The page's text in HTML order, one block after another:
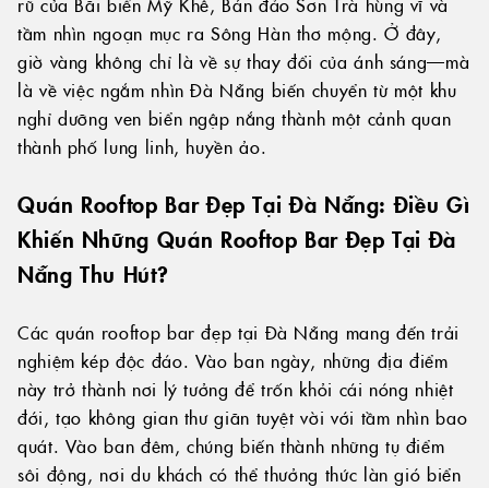
tầm nhìn ngoạn mục ra Sông Hàn thơ mộng. Ở đây,
giờ vàng không chỉ là về sự thay đổi của ánh sáng—mà
là về việc ngắm nhìn Đà Nẵng biến chuyển từ một khu
nghỉ dưỡng ven biển ngập nắng thành một cảnh quan
thành phố lung linh, huyền ảo.
Quán Rooftop Bar Đẹp Tại Đà Nẵng: Điều Gì
Khiến Những Quán Rooftop Bar Đẹp Tại Đà
Nẵng Thu Hút?
Các quán rooftop bar đẹp tại Đà Nẵng mang đến trải
nghiệm kép độc đáo. Vào ban ngày, những địa điểm
này trở thành nơi lý tưởng để trốn khỏi cái nóng nhiệt
đới, tạo không gian thư giãn tuyệt vời với tầm nhìn bao
quát. Vào ban đêm, chúng biến thành những tụ điểm
sôi động, nơi du khách có thể thưởng thức làn gió biển